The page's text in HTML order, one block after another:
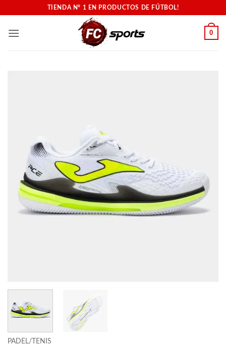
contenido
TIENDA N° 1 EN PRODUCTOS DE FÚTBOL!
0
PADEL/TENIS